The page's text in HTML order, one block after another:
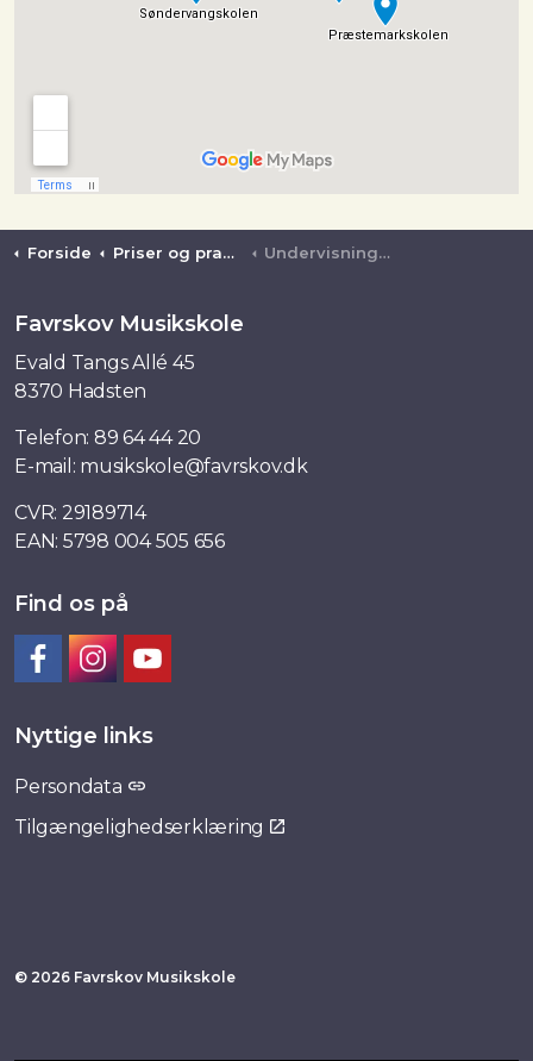
Forside Priser og praktisk Undervisningssteder
Favrskov Musikskole
Evald Tangs Allé 45
8370 Hadsten
Telefon: 89 64 44 20
E-mail: musikskole@favrskov.dk
CVR: 29189714
EAN: 5798 004 505 656
Find os på
Nyttige links
Persondata
Tilgængelighedserklæring
© 2026 Favrskov Musikskole